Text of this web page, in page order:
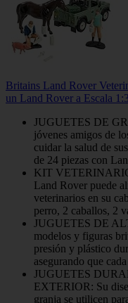
Britains Land Rover
un Land Rover a Escala
JUGUETES DE
jóvenes amigos de
cuidar la salud de
de 24 piezas con
KIT
Land Rover puede
veterinarios en su
perro, 2 caballos, 2
JUGUETES DE
modelos y figuras
presión y plástico
asegurando que
JUGUETES
EXTERIOR: Su
granja se utilicen